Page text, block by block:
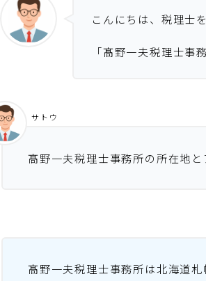
こんにちは、税理士
「髙野一夫税理士事
髙野一夫税理士事務所の所在地と
サトウ
髙野一夫税理士事務所は北海道